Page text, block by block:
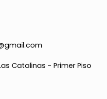
Catalinas - Primer Piso